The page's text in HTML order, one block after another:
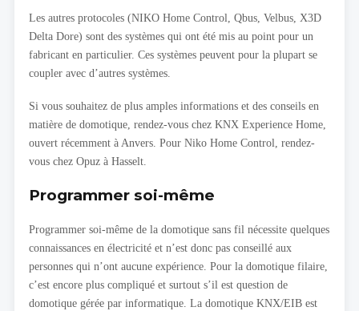
Les autres protocoles (NIKO Home Control, Qbus, Velbus, X3D
Delta Dore) sont des systèmes qui ont été mis au point pour un
fabricant en particulier. Ces systèmes peuvent pour la plupart se
coupler avec d’autres systèmes.
Si vous souhaitez de plus amples informations et des conseils en
matière de domotique, rendez-vous chez KNX Experience Home,
ouvert récemment à Anvers. Pour Niko Home Control, rendez-
vous chez Opuz à Hasselt.
Programmer soi-même
Programmer soi-même de la domotique sans fil nécessite quelques
connaissances en électricité et n’est donc pas conseillé aux
personnes qui n’ont aucune expérience. Pour la domotique filaire,
c’est encore plus compliqué et surtout s’il est question de
domotique gérée par informatique. La domotique KNX/EIB est